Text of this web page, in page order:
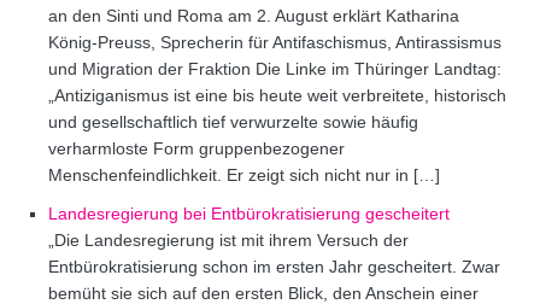
an den Sinti und Roma am 2. August erklärt Katharina
König-Preuss, Sprecherin für Antifaschismus, Antirassismus
und Migration der Fraktion Die Linke im Thüringer Landtag:
„Antiziganismus ist eine bis heute weit verbreitete, historisch
und gesellschaftlich tief verwurzelte sowie häufig
verharmloste Form gruppenbezogener
Menschenfeindlichkeit. Er zeigt sich nicht nur in […]
Landesregierung bei Entbürokratisierung gescheitert
„Die Landesregierung ist mit ihrem Versuch der
Entbürokratisierung schon im ersten Jahr gescheitert. Zwar
bemüht sie sich auf den ersten Blick, den Anschein einer